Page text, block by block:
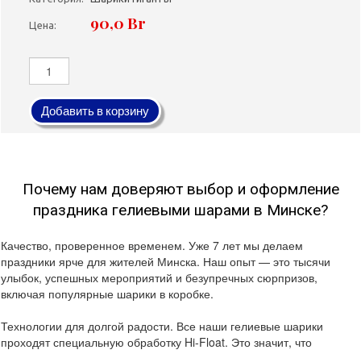
Цена: 90,0 Br
Добавить в корзину
Почему нам доверяют выбор и оформление
праздника гелиевыми шарами в Минске?
Качество, проверенное временем. Уже 7 лет мы делаем
праздники ярче для жителей Минска. Наш опыт — это тысячи
улыбок, успешных мероприятий и безупречных сюрпризов,
включая популярные шарики в коробке.
Технологии для долгой радости. Все наши гелиевые шарики
проходят специальную обработку Hi-Float. Это значит, что